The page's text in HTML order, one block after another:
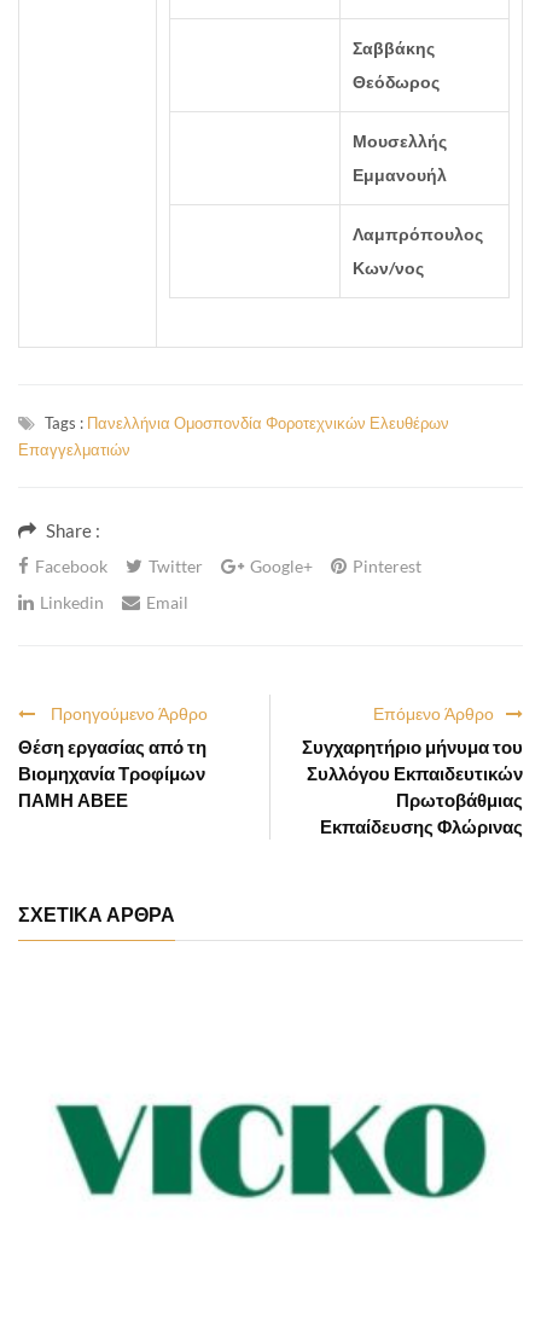
Σαββάκης
Θεόδωρος
Μουσελλής
Εμμανουήλ
Λαμπρόπουλος
Κων/νος
Tags : Πανελλήνια Ομοσπονδία Φοροτεχνικών Ελευθέρων
Επαγγελματιών
Share :
Facebook Twitter Google+
Pinterest
Linkedin
Email
Επόμενο Άρθρο
Συγχαρητήριο μήνυμα του
Συλλόγου Εκπαιδευτικών
Πρωτοβάθμιας
Εκπαίδευσης Φλώρινας
Προηγούμενο Άρθρο
Θέση εργασίας από τη
Βιομηχανία Τροφίμων
ΠΑΜΗ ΑΒΕΕ
ΣΧΕΤΙΚΑ ΑΡΘΡΑ